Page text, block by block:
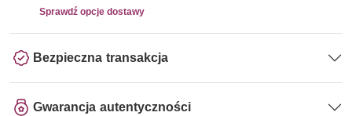
Sprawdź opcje dostawy
Bezpieczna transakcja
Gwarancja autentyczności